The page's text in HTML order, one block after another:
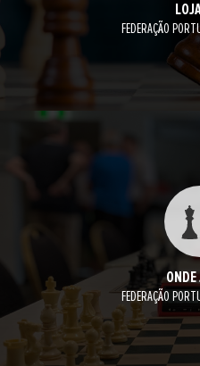
FEDERAÇÃO
ONDE
FEDERAÇÃO